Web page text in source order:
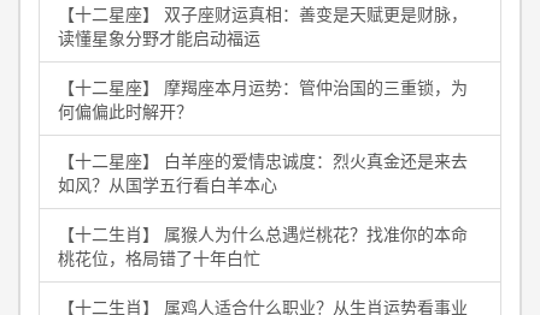
【十二星座】 双子座财运真相：善变是天赋更是财脉，
读懂星象分野才能启动福运
【十二星座】 摩羯座本月运势：管仲治国的三重锁，为
何偏偏此时解开？
【十二星座】 白羊座的爱情忠诚度：烈火真金还是来去
如风？从国学五行看白羊本心
【十二生肖】 属猴人为什么总遇烂桃花？找准你的本命
桃花位，格局错了十年白忙
【十二生肖】 属鸡人适合什么职业？从生肖运势看事业